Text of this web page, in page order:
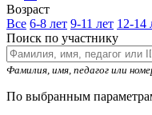
Возраст
Все 6-8 лет 9-11 лет 12-14
Поиск по участнику
Фамилия, имя, педагог или
По выбранным